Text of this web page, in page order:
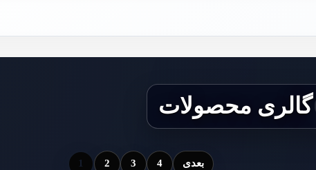
گالری محصولات
1 2 3 4 بعدی